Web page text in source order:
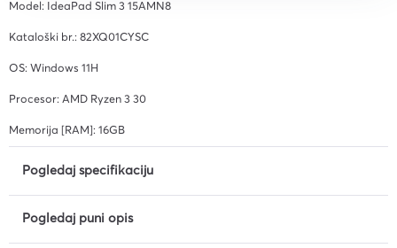
Model: IdeaPad Slim 3 15AMN8
Kataloški br.: 82XQ01CYSC
OS: Windows 11H
Procesor: AMD Ryzen 3 30
Memorija [RAM]: 16GB
Pogledaj specifikaciju
Pogledaj puni opis